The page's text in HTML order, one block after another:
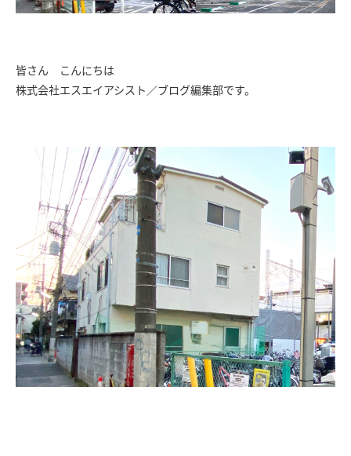
皆さん こんにちは
株式会社エスエイアシスト／ブログ編集部です。